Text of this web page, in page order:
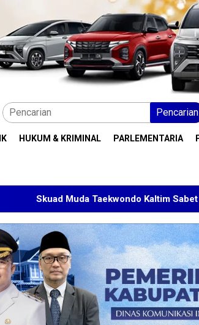
Pencarian
HUKUM & KRIMINAL PARLEMENTARIA
Taekwondo Kaltim Sabet 5 Medali di